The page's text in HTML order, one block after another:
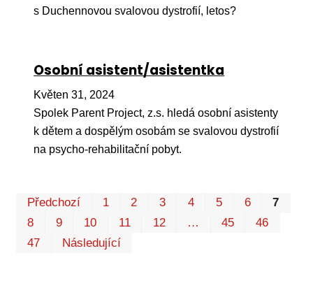
s Duchennovou svalovou dystrofií, letos?
Osobní asistent/asistentka
Květen 31, 2024
Spolek Parent Project, z.s. hledá osobní asistenty
k dětem a dospělým osobám se svalovou dystrofií
na psycho-rehabilitační pobyt.
Předchozí 1 2 3 4 5 6
7
8
9 10 11 12 … 45
46
47
Následující